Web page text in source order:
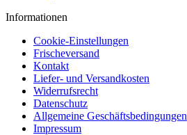
Informationen
Cookie-Einstellungen
Frischeversand
Kontakt
Liefer- und Versandkosten
Widerrufsrecht
Datenschutz
Allgemeine Geschäftsbedingungen
Impressum